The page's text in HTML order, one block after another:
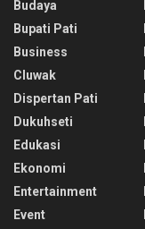
Budaya
Bupati Pati
Business
Cluwak
Dispertan Pati
Dukuhseti
Edukasi
Ekonomi
Entertainment
Event